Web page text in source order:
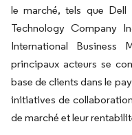
le marché, tels que Dell
Technology Company
International Business
principaux acteurs se
base de clients dans le
initiatives de
de marché et leur